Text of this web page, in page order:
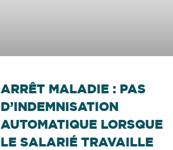
ARRÊT MALADIE : PAS
D’INDEMNISATION
AUTOMATIQUE LORSQUE
LE SALARIÉ TRAVAILLE